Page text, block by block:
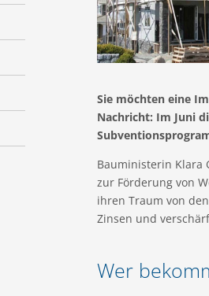
Sie möchten eine
Nachricht: Im Juni
Bauministerin Klara
zur Förderung von
ihren Traum von
Zinsen und
Wer